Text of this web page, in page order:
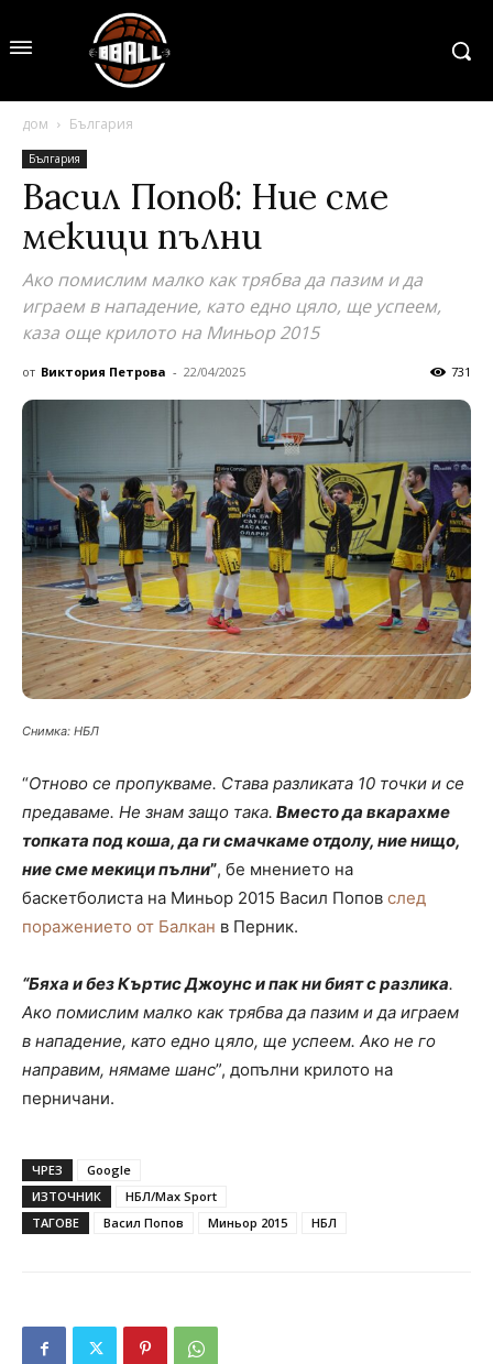
дом България
България
Васил Попов: Ние сме
мекици пълни
Ако помислим малко как трябва да пазим и да
играем в нападение, като едно цяло, ще успеем,
каза още крилото на Миньор 2015
от Виктория Петрова - 22/04/2025 731
Снимка: НБЛ
“Отново се пропукваме. Става разликата 10 точки и се
предаваме. Не знам защо така. Вместо да вкарахме
топката под коша, да ги смачкаме отдолу, ние нищо,
ние сме мекици пълни”, бе мнението на
баскетболиста на Миньор 2015 Васил Попов след
поражението от Балкан в Перник.
“Бяха и без Къртис Джоунс и пак ни бият с разлика.
Ако помислим малко как трябва да пазим и да играем
в нападение, като едно цяло, ще успеем. Ако не го
направим, нямаме шанс”, допълни крилото на
перничани.
ЧРЕЗ
Google
ИЗТОЧНИК
НБЛ/Max Sport
ТАГОВЕ
Васил Попов Миньор 2015 НБЛ